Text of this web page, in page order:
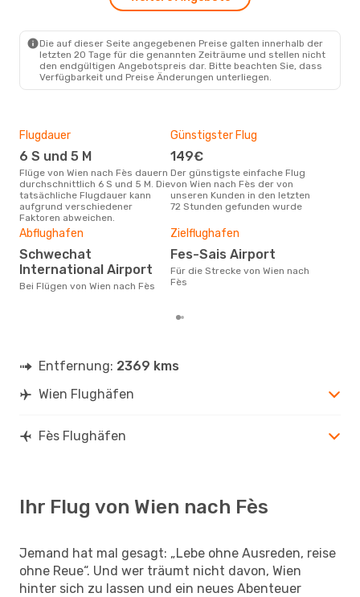
2 Zwischenstopps
Die auf dieser Seite angegebenen Preise galten innerhalb der
letzten 20 Tage für die genannten Zeiträume und stellen nicht
den endgültigen Angebotspreis dar. Bitte beachten Sie, dass
Verfügbarkeit und Preise Änderungen unterliegen.
Flugdauer
6 S und 5 M
Flüge von Wien nach Fès dauern
durchschnittlich 6 S und 5 M. Die
tatsächliche Flugdauer kann
aufgrund verschiedener
Faktoren abweichen.
Günstigster Flug
149€
Der günstigste einfache Flug
von Wien nach Fès der von
unseren Kunden in den letzten
72 Stunden gefunden wurde
Abflughafen
Schwechat
International Airport
Bei Flügen von Wien nach Fès
Zielflughafen
Fes-Sais Airport
Für die Strecke von Wien nach
Fès
Entfernung: 2369 kms
Wien Flughäfen
Fès Flughäfen
Ihr Flug von Wien nach Fès
Jemand hat mal gesagt: „Lebe ohne Ausreden, reise
ohne Reue“. Und wer träumt nicht davon, Wien
hinter sich zu lassen und ein neues Abenteuer